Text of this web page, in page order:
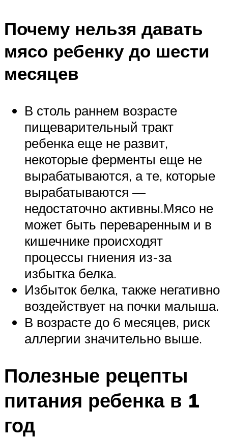
Почему нельзя давать
мясо ребенку до шести
месяцев
В столь раннем возрасте
пищеварительный тракт
ребенка еще не развит,
некоторые ферменты еще не
вырабатываются, а те, которые
вырабатываются —
недостаточно активны.Мясо не
может быть переваренным и в
кишечнике происходят
процессы гниения из-за
избытка белка.
Избыток белка, также негативно
воздействует на почки малыша.
В возрасте до 6 месяцев, риск
аллергии значительно выше.
Полезные рецепты
питания ребенка в 1
год